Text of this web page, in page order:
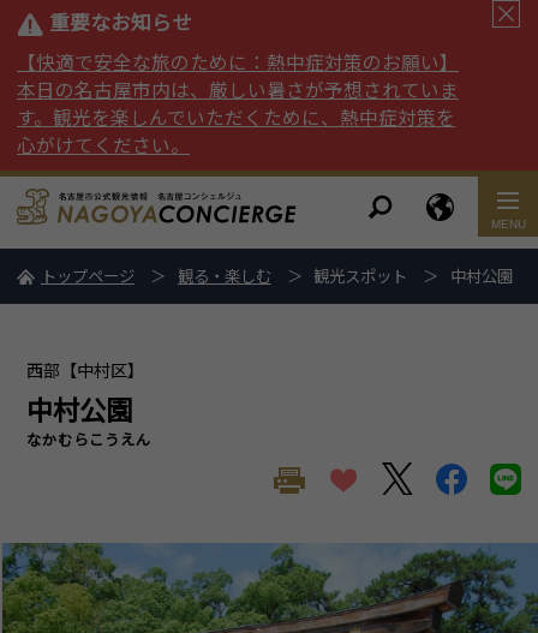
重要なお知らせ
【快適で安全な旅のために：熱中症対策のお願い】
本日の名古屋市内は、厳しい暑さが予想されていま
す。観光を楽しんでいただくために、熱中症対策を
心がけてください。
トップページ 観る・楽しむ 観光スポット 中村公園
西部【中村区】
中村公園
なかむらこうえん